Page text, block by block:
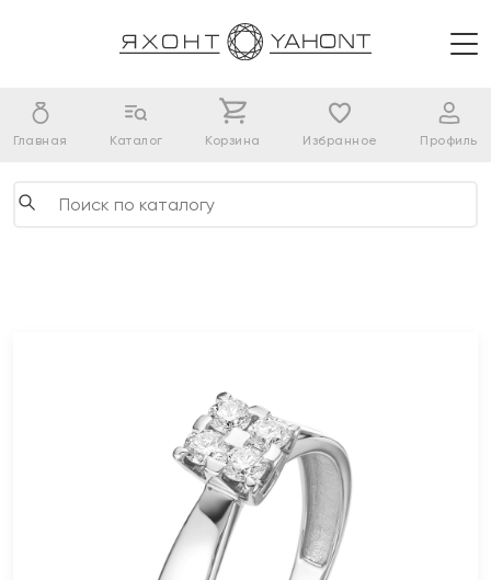
Главная Каталог Корзина Избранное Профиль